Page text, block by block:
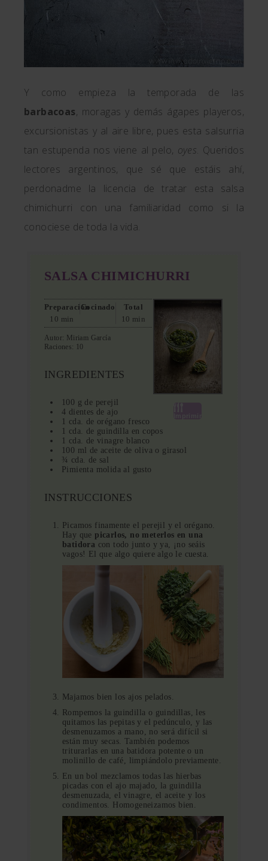
Y como empieza la temporada de las
barbacoas, moragas y demás ágapes playeros,
excursionistas y al aire libre, pues esta salsurria
tan estupenda nos viene al pelo, oyes. Queridos
lectores argentinos, que sé que estáis ahí,
perdonadme la licencia de tratar esta salsa
chimichurri con una familiaridad como si la
conociese de toda la vida.
SALSA CHIMICHURRI
Preparación
10 min
Cocinado
Total
10 min
Autor: Miriam García
Raciones: 10
INGREDIENTES
100 g de perejil
4 dientes de ajo
1 cda. de orégano fresco
1 cda. de guindilla en copos
1 cda. de vinagre blanco
100 ml de aceite de oliva o girasol
¾ cda. de sal
Pimienta molida al gusto
INSTRUCCIONES
Picamos finamente el perejil y el orégano.
Hay que picarlos, no meterlos en una
batidora con todo junto y ya, ¡no seáis
vagos! El que algo quiere algo le cuesta.
Majamos bien los ajos pelados.
Rompemos la guindilla o guindillas, les
quitamos las pepitas y el pedúnculo, y las
desmenuzamos a mano, no será difícil si
están muy secas. También podemos
triturarlas en una batidora potente o un
molinillo de café, limpiándolo previamente.
En un bol mezclamos todas las hierbas
picadas con el ajo majado, la guindilla
desmenuzada, el vinagre, el aceite y los
condimentos. Homogeneizamos bien.